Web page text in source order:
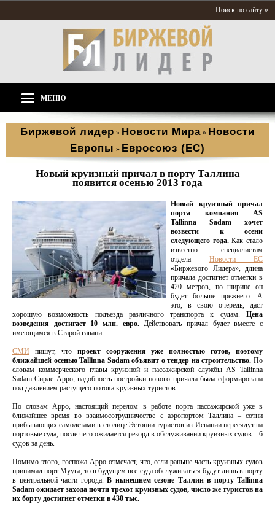
Поиск по сайту »
МЕНЮ
Биржевой лидер » Новости Мира » Новости
Европы » Евросоюз (ЕС)
Новый круизный причал в порту Таллина
появится осенью 2013 года
Новый круизный причал
порта компания AS
Tallinna Sadam хочет
возвести к осени
следующего года.Как стало
известно специалистам
отдела Новости ЕС
«Биржевого Лидера», длина
причала достигнет отметки в
420 метров, по ширине он
будет больше прежнего. А
это, в свою очередь, даст
хорошую возможность подъезда различного транспорта к судам. Цена
возведения достигает 10 млн. евро.Действовать причал будет вместе с
имеющимся в Старой гавани.
СМИ пишут, что проект сооружения уже полностью готов, поэтому
ближайшей осенью Tallinna Sadam объявит о тендер на строительство. По
словам коммерческого главы круизной и пассажирской службы AS Tallinna
Sadam Сирле Арро, надобность постройки нового причала была сформирована
под давлением растущего потока круизных туристов.
По словам Арро, настоящий перелом в работе порта пассажирской уже в
ближайшее время во взаимосотрудничестве с аэропортом Таллина – сотни
прибывающих самолетами в столице Эстонии туристов из Испании пересядут на
портовые суда, после чего ожидается рекорд в обслуживании круизных судов – 6
судов за день.
Помимо этого, госпожа Арро отмечает, что, если раньше часть круизных судов
принимал порт Мууга, то в будущем все суда обслуживаться будут лишь в порту
в центральной части города. В нынешнем сезоне Таллин в порту Tallinna
Sadam ожидает захода почти трехот круизных судов, число же туристов на
их борту достигнет отметки в 430 тыс.